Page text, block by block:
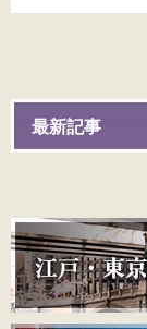
最新記事